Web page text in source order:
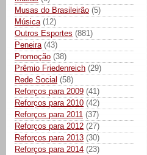
Musas do Brasileirão (5)
Música (12)
Outros Esportes (881)
Peneira (43)
Promoção (38)
Prêmio Friedenreich (29)
Rede Social (58)
Reforços para 2009 (41)
Reforços para 2010 (42)
Reforços para 2011 (37)
Reforços para 2012 (27)
Reforços para 2013 (30)
Reforços para 2014 (23)